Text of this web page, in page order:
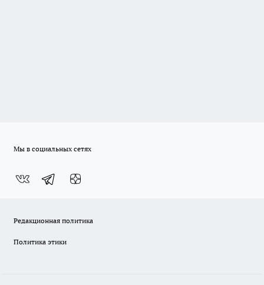
Мы в социальных сетях
Редакционная политика
Политика этики